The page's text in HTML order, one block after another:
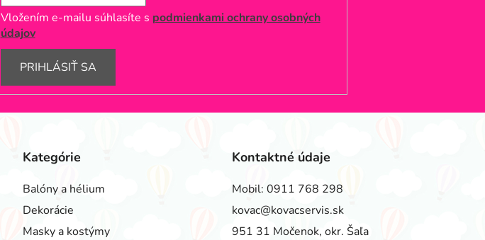
Vložením e-mailu súhlasíte s podmienkami ochrany osobných
údajov
PRIHLÁSIŤ SA
Kategórie
Balóny a hélium
Dekorácie
Masky a kostýmy
Kontaktné údaje
Mobil: 0911 768 298
kovac@kovacservis.sk
951 31 Močenok, okr. Šaľa